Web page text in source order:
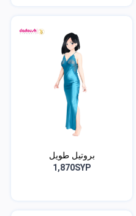
بروتيل طويل
1,870SYP